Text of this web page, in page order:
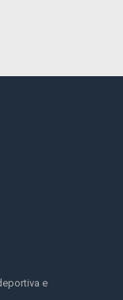
e